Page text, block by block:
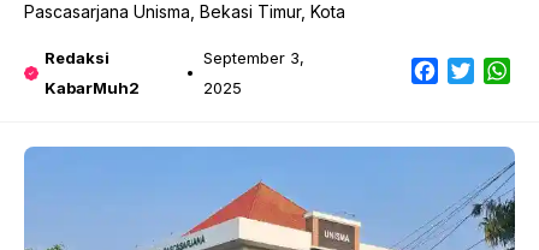
Pascasarjana Unisma, Bekasi Timur, Kota
Redaksi
KabarMuh2
September 3,
2025
Facebook
Twitter